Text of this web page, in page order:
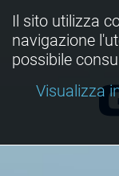
Il sito utilizza
navigazione
possibile
Visualizza